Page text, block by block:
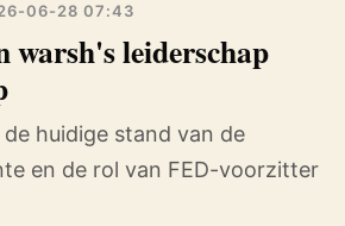
06-28 07:43
warsh's leiderschap
de huidige stand van de
en de rol van FED-voorzitter